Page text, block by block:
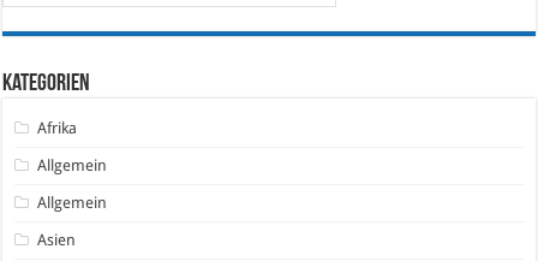
Kategorien
Afrika
Allgemein
Allgemein
Asien